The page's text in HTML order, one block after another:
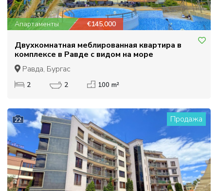
Апартаменты €145,000
Двухкомнатная меблированная квартира в
комплексе в Равде с видом на море
Равда, Бургас
2 2 100 m²
22 Продажа